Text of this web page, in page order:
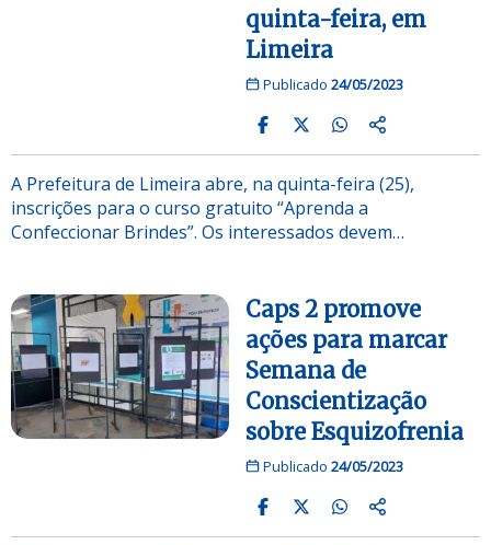
quinta-feira, em
Limeira
Publicado 24/05/2023
A Prefeitura de Limeira abre, na quinta-feira (25),
inscrições para o curso gratuito “Aprenda a
Confeccionar Brindes”. Os interessados devem…
Caps 2 promove
ações para marcar
Semana de
Conscientização
sobre Esquizofrenia
Publicado 24/05/2023